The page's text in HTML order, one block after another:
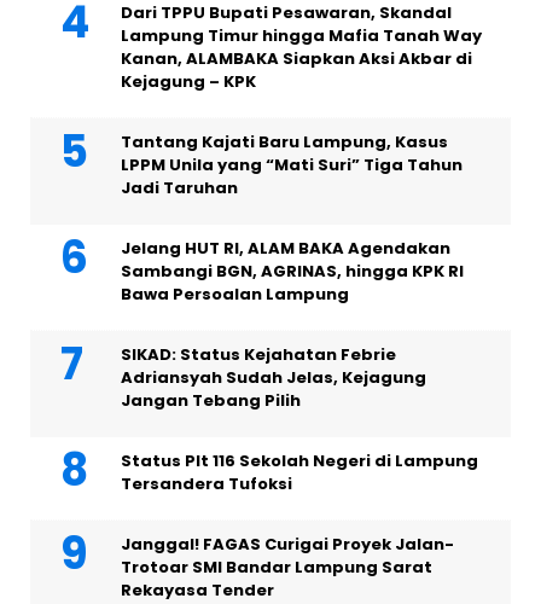
Dari TPPU Bupati Pesawaran, Skandal
Lampung Timur hingga Mafia Tanah Way
Kanan, ALAMBAKA Siapkan Aksi Akbar di
Kejagung – KPK
Tantang Kajati Baru Lampung, Kasus
LPPM Unila yang “Mati Suri” Tiga Tahun
Jadi Taruhan
Jelang HUT RI, ALAM BAKA Agendakan
Sambangi BGN, AGRINAS, hingga KPK RI
Bawa Persoalan Lampung
SIKAD: Status Kejahatan Febrie
Adriansyah Sudah Jelas, Kejagung
Jangan Tebang Pilih
Status Plt 116 Sekolah Negeri di Lampung
Tersandera Tufoksi
Janggal! FAGAS Curigai Proyek Jalan-
Trotoar SMI Bandar Lampung Sarat
Rekayasa Tender